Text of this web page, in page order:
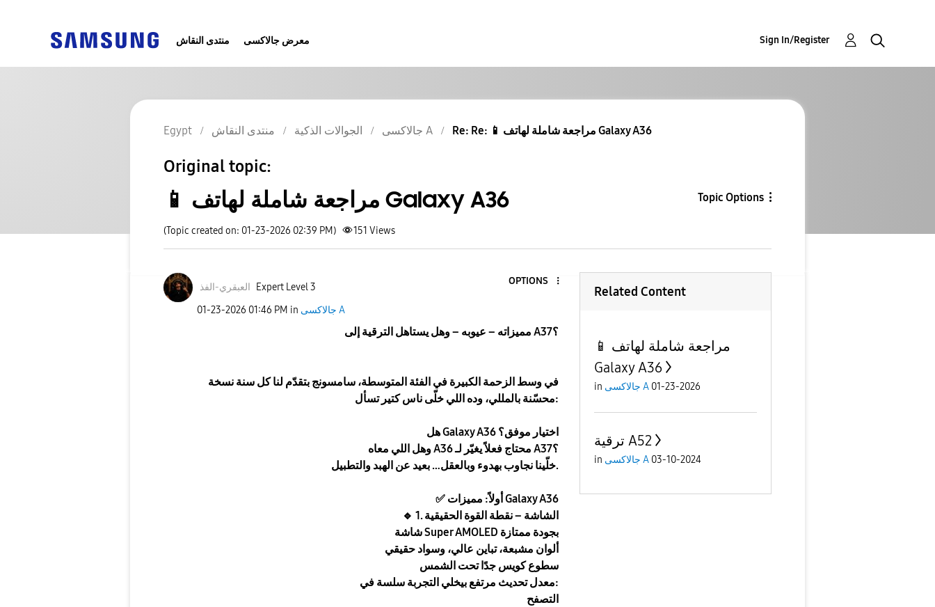
منتدى النقاش معرض جالاكسى Sign In/Register
Egypt منتدى النقاش الجوالات الذكية جالاكسى A Re: Re: 📱 مراجعة شاملة لهاتف Galaxy A36
Original topic:
📱 مراجعة شاملة لهاتف Galaxy A36 Topic Options
(Topic created on: 01-23-2026 02:39 PM) 151 Views
العبقري-الفذ Expert Level 3
OPTIONS
‎01-23-2026 01:46 PM in جالاكسى A
مميزاته – عيوبه – وهل يستاهل الترقية إلى A37؟
في وسط الزحمة الكبيرة في الفئة المتوسطة، سامسونج بتقدّم لنا كل سنة نسخة
محسّنة بالمللي، وده اللي خلّى ناس كتير تسأل:
هل Galaxy A36 اختيار موفق؟
وهل اللي معاه A36 محتاج فعلاً يغيّر لـ A37؟
خلّينا نجاوب بهدوء وبالعقل… بعيد عن الهبد والتطبيل.
✅
أولاً: مميزات Galaxy A36
🔹
1. الشاشة – نقطة القوة الحقيقية
شاشة Super AMOLED بجودة ممتازة
ألوان مشبعة، تباين عالي، وسواد حقيقي
سطوع كويس جدًا تحت الشمس
معدل تحديث مرتفع بيخلي التجربة سلسة في:
التصفح
Related Content
📱 مراجعة شاملة لهاتف
Galaxy A36
in جالاكسى A 01-23-2026
ترقية A52
in جالاكسى A 03-10-2024